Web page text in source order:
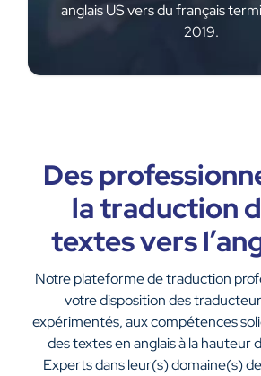
anglais US vers du français
2019.
Des
la traduction
textes vers
Notre plateforme de traduction
votre disposition des
expérimentés, aux compétences
des textes en anglais à la hauteur
Experts dans leur(s) domaine(s)